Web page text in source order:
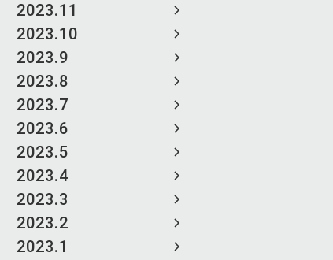
2023.11
2023.10
2023.9
2023.8
2023.7
2023.6
2023.5
2023.4
2023.3
2023.2
2023.1